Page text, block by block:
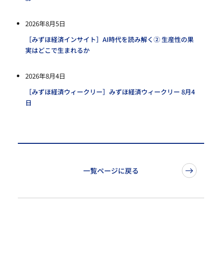
2026年8月5日
［みずほ経済インサイト］AI時代を読み解く② 生産性の果
実はどこで生まれるか
2026年8月4日
［みずほ経済ウィークリー］みずほ経済ウィークリー 8月4
日
一覧ページに戻る